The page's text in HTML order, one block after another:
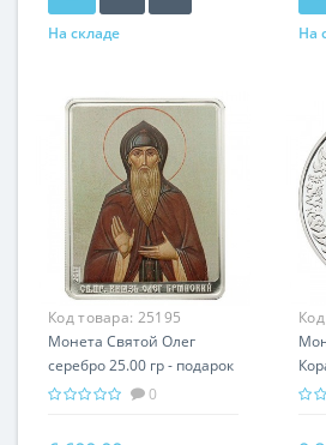
На складе На
Код товара: 25195
Монета Святой Олег
серебро 25.00 гр - подарок
икона имени0